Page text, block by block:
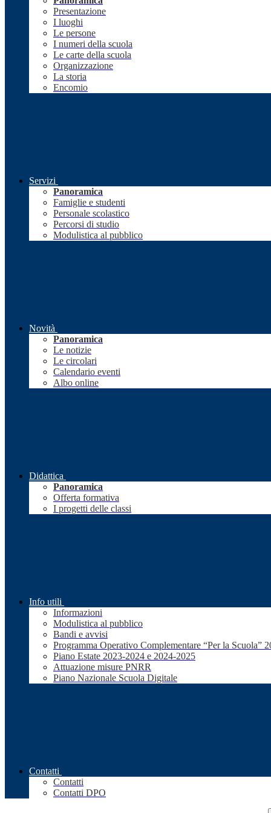
Presentazione
I luoghi
Le persone
I numeri della scuola
Le carte della scuola
Organizzazione
La storia
Encomio
Servizi
Panoramica
Famiglie e studenti
Personale scolastico
Percorsi di studio
Modulistica al pubblico
Novità
Panoramica
Le notizie
Le circolari
Calendario eventi
Albo online
Didattica
Panoramica
Offerta formativa
I progetti delle classi
Info utili
Informazioni
Modulistica al pubblico
Bandi e avvisi
Programma Operativo Complementare “Per la Scuola”
Piano Estate 2023-2024 e 2024-2025
Attuazione misure PNRR
Piano Nazionale Scuola Digitale
Contatti
Contatti
Contatti DPO